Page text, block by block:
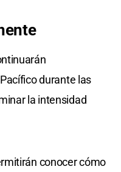
durante las
la intensidad
conocer cómo